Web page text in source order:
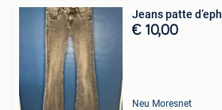
Jeans patte d’eph
€ 10,00
Neu Moresnet